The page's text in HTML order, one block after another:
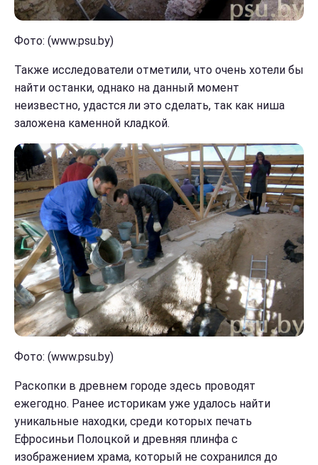
Фото: (www.psu.by)
Также исследователи отметили, что очень хотели бы
найти останки, однако на данный момент
неизвестно, удастся ли это сделать, так как ниша
заложена каменной кладкой.
Фото: (www.psu.by)
Раскопки в древнем городе здесь проводят
ежегодно. Ранее историкам уже удалось найти
уникальные находки, среди которых печать
Ефросиньи Полоцкой и древняя плинфа с
изображением храма, который не сохранился до